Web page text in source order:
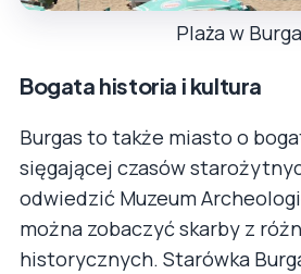
Plaża w
Bogata historia i kultura
Burgas to także miasto o
sięgającej czasów
odwiedzić Muzeum
można zobaczyć skarby z
historycznych. Starówka